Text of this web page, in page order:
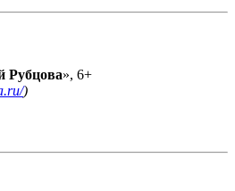
Рубцова», 6+
)